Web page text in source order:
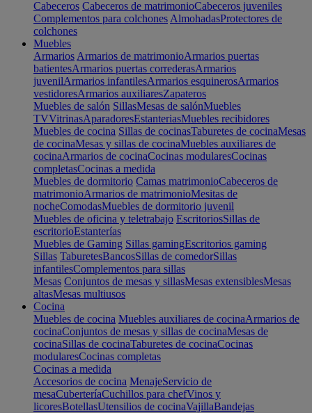
Cabeceros Cabeceros de matrimonioCabeceros juveniles
Complementos para colchones AlmohadasProtectores de
colchones
Muebles
Armarios Armarios de matrimonioArmarios puertas
batientesArmarios puertas correderasArmarios
juvenilArmarios infantilesArmarios esquinerosArmarios
vestidoresArmarios auxiliaresZapateros
Muebles de salón SillasMesas de salónMuebles
TVVitrinasAparadoresEstanteriasMuebles recibidores
Muebles de cocina Sillas de cocinasTaburetes de cocinaMesas
de cocinaMesas y sillas de cocinaMuebles auxiliares de
cocinaArmarios de cocinaCocinas modularesCocinas
completasCocinas a medida
Muebles de dormitorio Camas matrimonioCabeceros de
matrimonioArmarios de matrimonioMesitas de
nocheComodasMuebles de dormitorio juvenil
Muebles de oficina y teletrabajo EscritoriosSillas de
escritorioEstanterías
Muebles de Gaming Sillas gamingEscritorios gaming
Sillas TaburetesBancosSillas de comedorSillas
infantilesComplementos para sillas
Mesas Conjuntos de mesas y sillasMesas extensiblesMesas
altasMesas multiusos
Cocina
Muebles de cocina Muebles auxiliares de cocinaArmarios de
cocinaConjuntos de mesas y sillas de cocinaMesas de
cocinaSillas de cocinaTaburetes de cocinaCocinas
modularesCocinas completas
Cocinas a medida
Accesorios de cocina MenajeServicio de
mesaCuberteríaCuchillos para chefVinos y
licoresBotellasUtensilios de cocinaVajillaBandejas